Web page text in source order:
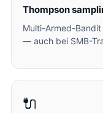
Thompson
Multi-Armed-
— auch bei SMB-
🔌